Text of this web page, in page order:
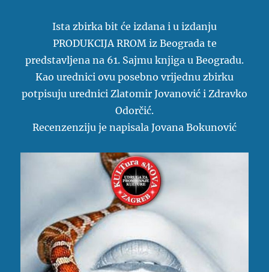
Ista zbirka bit će izdana i u izdanju
PRODUKCIJA RROM iz Beograda te
predstavljena na 61. Sajmu knjiga u Beogradu.
Kao urednici ovu posebno vrijednu zbirku
potpisuju urednici Zlatomir Jovanović i Zdravko
Odorčić.
Recenzenziju je napisala Jovana Bokunović